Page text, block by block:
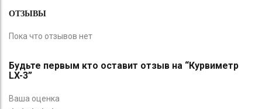
ОТЗЫВЫ
Пока что отзывов нет
Будьте первым кто оставит отзыв на “Курвиметр
LX-3”
Ваша оценка